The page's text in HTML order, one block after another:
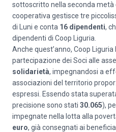
sottoscritto nella seconda metà
cooperativa gestisce tre
di Luni e conta 16 dipendenti,
dipendenti di Coop Liguria.
Anche quest’anno, Coop
partecipazione dei Soci alle
solidarietà, impegnandosi a
associazioni del territorio
espressi. Essendo stata
precisione sono stati 30.065),
impegnate nella lotta alla
euro, già consegnati ai